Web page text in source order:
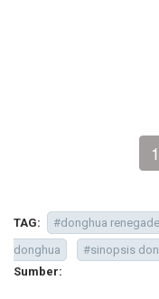
1
TAG:
#donghua
donghua
#sinopsis
Sumber: